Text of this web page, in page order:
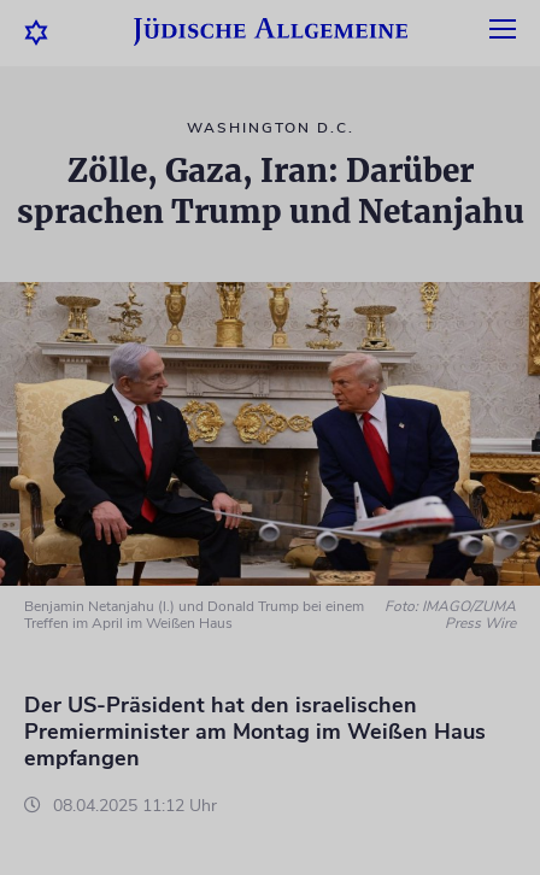
WASHINGTON D.C.
Zölle, Gaza, Iran: Darüber
sprachen Trump und Netanjahu
Benjamin Netanjahu (l.) und Donald Trump bei einem
Treffen im April im Weißen Haus
Foto: IMAGO/ZUMA
Press Wire
Der US-Präsident hat den israelischen
Premierminister am Montag im Weißen Haus
empfangen
08.04.2025 11:12 Uhr